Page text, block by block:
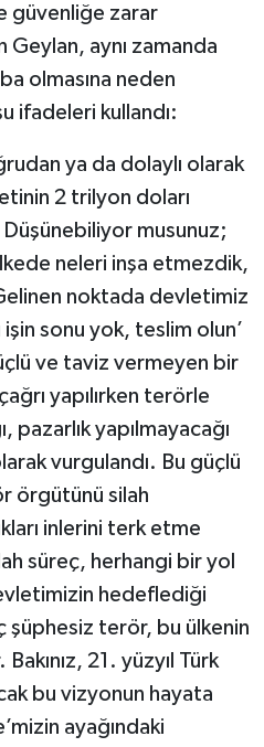
güvenliğe zarar
aynı zamanda
olmasına neden
ifadeleri kullandı:
ya da dolaylı olarak
2 trilyon doları
Düşünebiliyor musunuz;
neleri inşa etmezdik,
noktada devletimiz
sonu yok, teslim olun’
ve taviz vermeyen bir
yapılırken terörle
pazarlık yapılmayacağı
vurgulandı. Bu güçlü
örgütünü silah
inlerini terk etme
süreç, herhangi bir yol
hedeflediği
şüphesiz terör, bu ülkenin
21. yüzyıl Türk
bu vizyonun hayata
ayağındaki